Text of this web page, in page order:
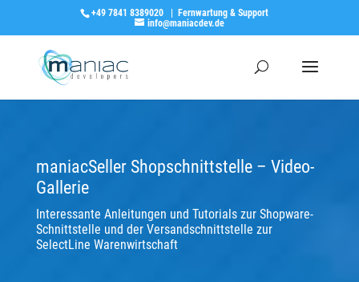
+49 7841 8389020|
Fernwartung & Support
info@maniacdev.de
maniacSeller Shopschnittstelle – Video-
Gallerie
Interessante Anleitungen und Tutorials zur Shopware-
Schnittstelle und der Versandschnittstelle zur
SelectLine Warenwirtschaft